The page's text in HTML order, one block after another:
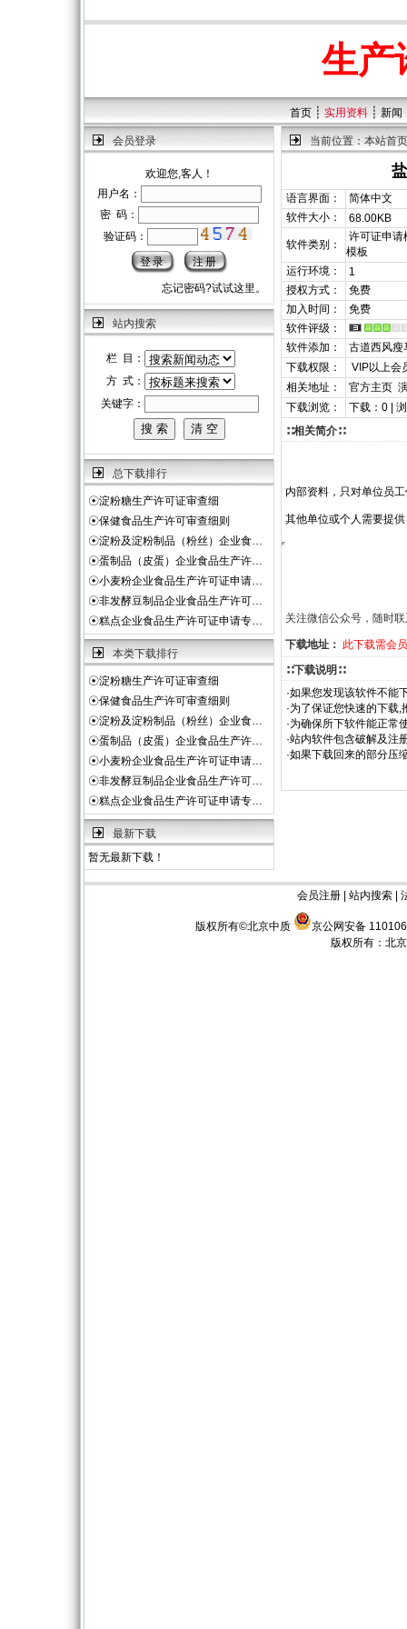
生产
首页 ┊ 实用资料 ┊ 新闻
会员登录
欢迎您,客人！
用户名：
密 码：
验证码：
忘记密码?试试这里。
站内搜索
栏 目：
方 式：
关键字：
总下载排行
☉淀粉糖生产许可证审查细
☉保健食品生产许可审查细则
☉淀粉及淀粉制品（粉丝）企业食…
☉蛋制品（皮蛋）企业食品生产许…
☉小麦粉企业食品生产许可证申请…
☉非发酵豆制品企业食品生产许可…
☉糕点企业食品生产许可证申请专…
本类下载排行
☉淀粉糖生产许可证审查细
☉保健食品生产许可审查细则
☉淀粉及淀粉制品（粉丝）企业食…
☉蛋制品（皮蛋）企业食品生产许…
☉小麦粉企业食品生产许可证申请…
☉非发酵豆制品企业食品生产许可…
☉糕点企业食品生产许可证申请专…
最新下载
暂无最新下载！
当前位置： 本站首页
语言界面：
简体中文
软件大小：
68.00KB
软件类别：
许可证申请
模板
运行环境：
1
授权方式：
免费
加入时间：
免费
软件评级：
软件添加：
古道西风瘦
下载权限：
VIP以上会
相关地址：
官方主页
下载浏览：
下载：0 |
∷相关简介∷
内部资料，只对单位员
其他单位或个人需要提
关注微信公众号，随时
下载地址： 此下载需会
∷下载说明∷
·如果您发现该软件不能
·为了保证您快速的下载,
·为确保所下软件能正常
·站内软件包含破解及注
·如果下载回来的部分压
会员注册| 站内搜索|
版权所有©北京中质
京公网安备
版权所有： 北